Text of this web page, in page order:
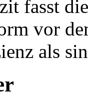
fasst
vor
als